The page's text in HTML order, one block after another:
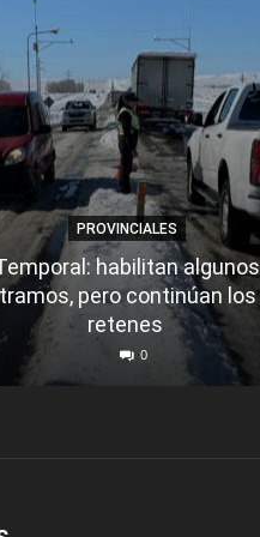
PROVINCIALES
habilitan algunos
pero continúan los
retenes
0